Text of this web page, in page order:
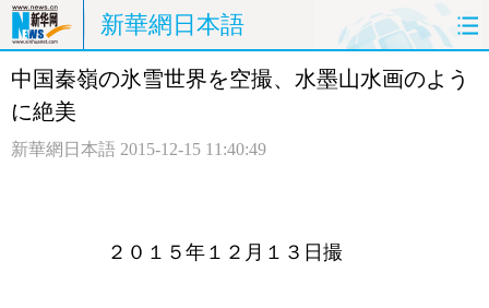
新華網日本語
ホームページ 政治 経済
中日対訳
中国秦嶺の氷雪世界を空撮、水墨山水画のよう
に絶美
新華網日本語 2015-12-15 11:40:49
２０１５年１２月１３日撮